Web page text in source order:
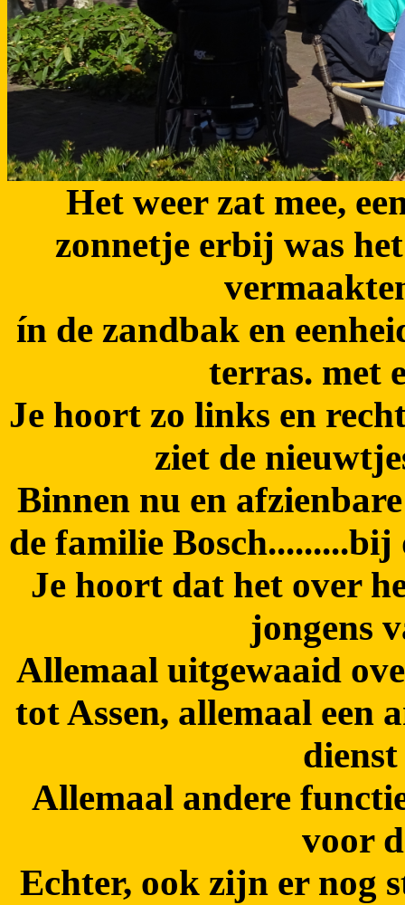
Het weer zat mee,
zonnetje erbij was
ín de zandbak en
terras. met
Je hoort zo links en
ziet de
Binnen nu en
de familie
Je hoort dat het over
jongens
Allemaal uitgewaaid
tot Assen, allemaal een
Allemaal andere
voor
Echter, ook zijn er nog